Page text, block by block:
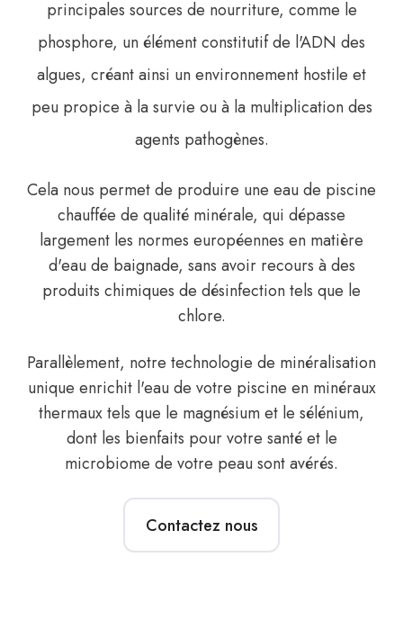
principales sources de nourriture, comme le
phosphore, un élément constitutif de l'ADN des
algues, créant ainsi un environnement hostile et
peu propice à la survie ou à la multiplication des
agents pathogènes.
Cela nous permet de produire une eau de piscine
chauffée de qualité minérale, qui dépasse
largement les normes européennes en matière
d'eau de baignade, sans avoir recours à des
produits chimiques de désinfection tels que le
chlore.
Parallèlement, notre technologie de minéralisation
unique enrichit l'eau de votre piscine en minéraux
thermaux tels que le magnésium et le sélénium,
dont les bienfaits pour votre santé et le
microbiome de votre peau sont avérés.
Contactez nous